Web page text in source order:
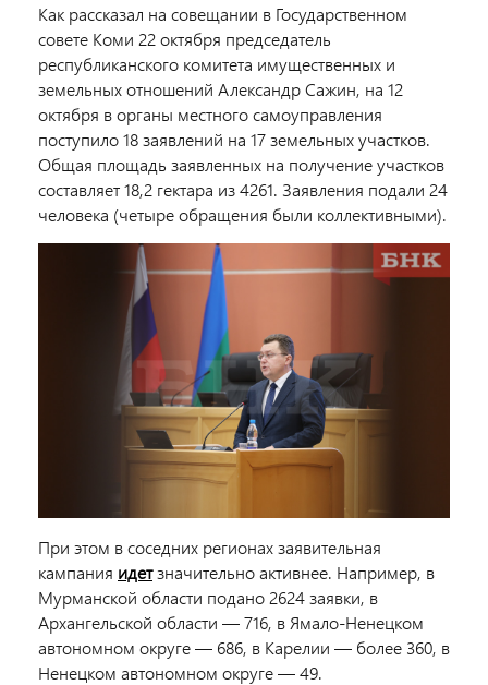
Как рассказал на совещании в Государственном
совете Коми 22 октября председатель
республиканского комитета имущественных и
земельных отношений Александр Сажин, на 12
октября в органы местного самоуправления
поступило 18 заявлений на 17 земельных участков.
Общая площадь заявленных на получение участков
составляет 18,2 гектара из 4261. Заявления подали 24
человека (четыре обращения были коллективными).
При этом в соседних регионах заявительная
кампания идетзначительно активнее. Например, в
Мурманской области подано 2624 заявки, в
Архангельской области — 716, в Ямало-Ненецком
автономном округе — 686, в Карелии — более 360, в
Ненецком автономном округе — 49.